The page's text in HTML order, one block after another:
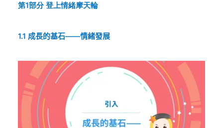
第1部分登上情緒摩天輪
1.1 成長的基石——情緒發展